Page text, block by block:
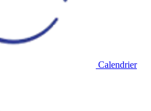
Calendrier